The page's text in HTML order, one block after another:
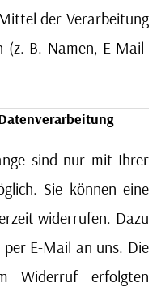
der Verarbeitung
(z. B. Namen, E-Mail-
sind nur mit Ihrer
Sie können eine
widerrufen. Dazu
E-Mail an uns. Die
Widerruf erfolgten